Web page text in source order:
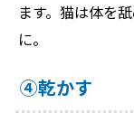
ます。猫は体を
に。
④乾かす